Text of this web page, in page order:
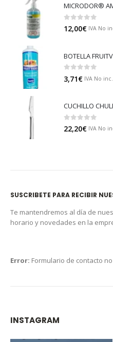
0 out of 5
12,00€ IVA No
BOTELLA
0 out of 5
3,71€ IVA No inc.
CUCHILLO
0out of 5
22,20€ IVA No
SUSCRIBETE PARA RECIBIR
Te mantendremos al día de
horario y novedades en la
Error: Formulario de contacto
INSTAGRAM